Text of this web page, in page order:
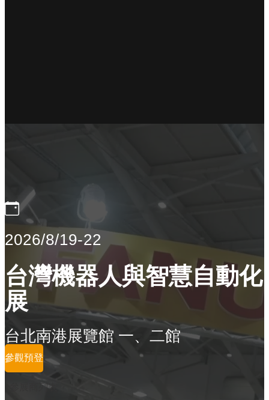
2026/8/19-22
台灣機器人與智慧自動化
展
台北南港展覽館 一、二館
參觀預登
參展商列表